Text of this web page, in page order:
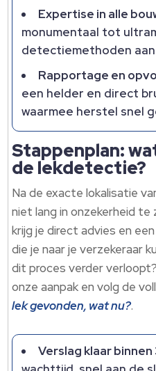
Expertise in alle
monumentaal tot
detectiemethoden
Rapportage en
een helder en direct
waarmee herstel snel
Stappenplan:
de lekdetectie?
Na de exacte lokalisatie
niet lang in onzekerheid
krijg je direct advies en
die je naar je verzekeraar
dit proces verder
onze aanpak en volg de
lek gevonden, wat nu?.
Verslag klaar